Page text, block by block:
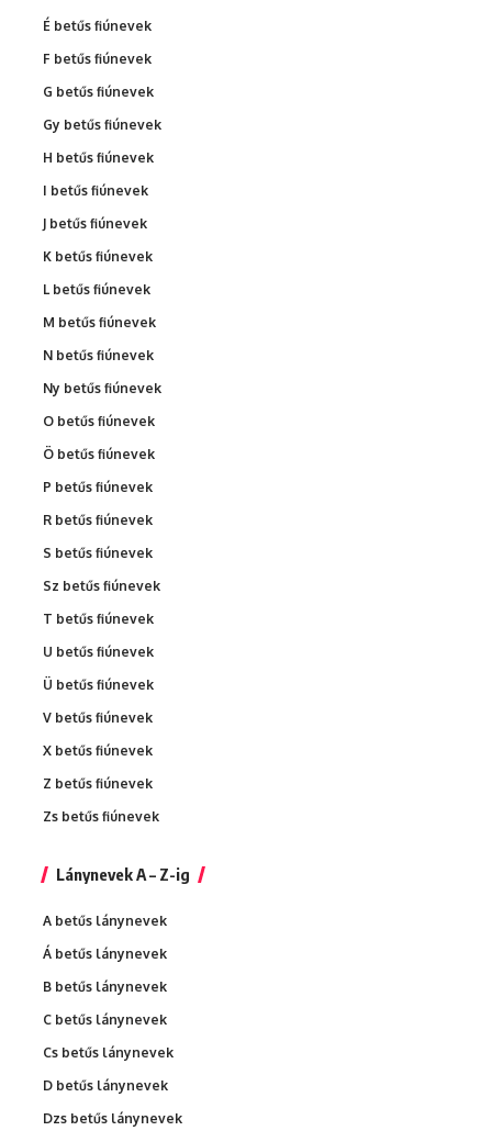
É betűs fiúnevek
F betűs fiúnevek
G betűs fiúnevek
Gy betűs fiúnevek
H betűs fiúnevek
I betűs fiúnevek
J betűs fiúnevek
K betűs fiúnevek
L betűs fiúnevek
M betűs fiúnevek
N betűs fiúnevek
Ny betűs fiúnevek
O betűs fiúnevek
Ö betűs fiúnevek
P betűs fiúnevek
R betűs fiúnevek
S betűs fiúnevek
Sz betűs fiúnevek
T betűs fiúnevek
U betűs fiúnevek
Ü betűs fiúnevek
V betűs fiúnevek
X betűs fiúnevek
Z betűs fiúnevek
Zs betűs fiúnevek
Lánynevek A – Z-ig
A betűs lánynevek
Á betűs lánynevek
B betűs lánynevek
C betűs lánynevek
Cs betűs lánynevek
D betűs lánynevek
Dzs betűs lánynevek